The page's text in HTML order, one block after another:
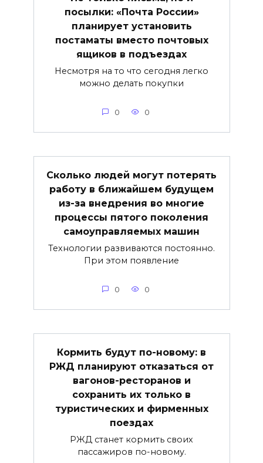
посылки: «Почта России»
планирует установить
постаматы вместо почтовых
ящиков в подъездах
Несмотря на то что сегодня легко
можно делать покупки
0 0
Сколько людей могут потерять
работу в ближайшем будущем
из-за внедрения во многие
процессы пятого поколения
самоуправляемых машин
Технологии развиваются постоянно.
При этом появление
0 0
Кормить будут по-новому: в
РЖД планируют отказаться от
вагонов-ресторанов и
сохранить их только в
туристических и фирменных
поездах
РЖД станет кормить своих
пассажиров по-новому.